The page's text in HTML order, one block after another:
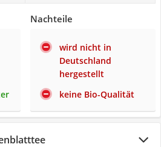
Nachteile
wird nicht in
Deutschland
hergestellt
keine Bio-Qualität